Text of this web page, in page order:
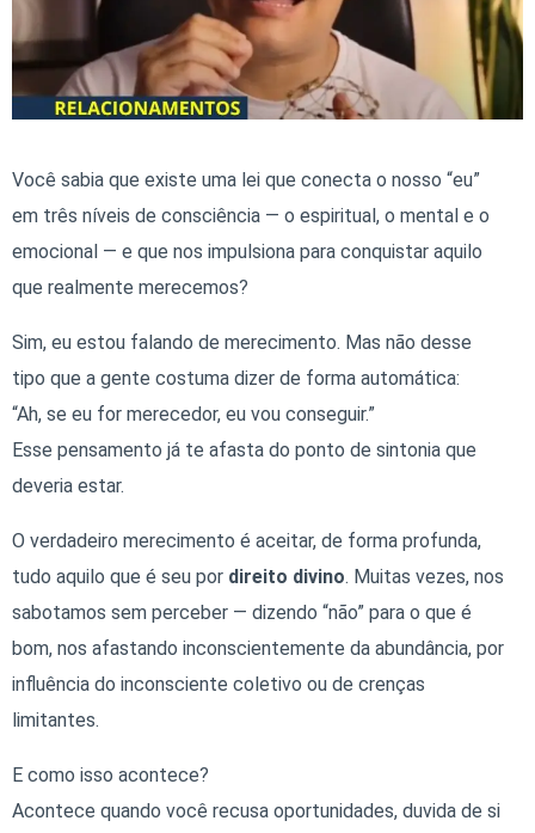
Você sabia que existe uma lei que conecta o nosso “eu”
em três níveis de consciência — o espiritual, o mental e o
emocional — e que nos impulsiona para conquistar aquilo
que realmente merecemos?
Sim, eu estou falando de merecimento. Mas não desse
tipo que a gente costuma dizer de forma automática:
“Ah, se eu for merecedor, eu vou conseguir.”
Esse pensamento já te afasta do ponto de sintonia que
deveria estar.
O verdadeiro merecimento é aceitar, de forma profunda,
tudo aquilo que é seu por direito divino. Muitas vezes, nos
sabotamos sem perceber — dizendo “não” para o que é
bom, nos afastando inconscientemente da abundância, por
influência do inconsciente coletivo ou de crenças
limitantes.
E como isso acontece?
Acontece quando você recusa oportunidades, duvida de si